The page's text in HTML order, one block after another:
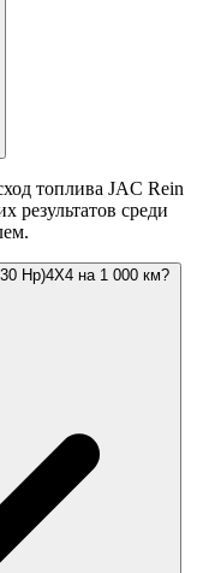
топлива JAC Rein
результатов среди
Hp)4X4 на 1 000 км?